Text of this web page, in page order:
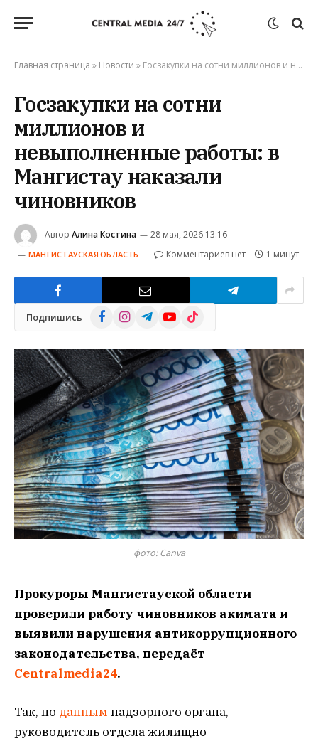
Главная страница » Новости » Госзакупки на сотни миллионов и невыполненные работы: в Мангистау наказали чиновников
Госзакупки на сотни
миллионов и
невыполненные работы: в
Мангистау наказали
чиновников
Автор Алина Костина 28 мая, 2026 13:16
МАНГИСТАУСКАЯ ОБЛАСТЬ Комментариев нет 1 минут
Подпишись FacebookInstagramTelegramYouTube
TikTok
фото: Canva
Прокуроры Мангистауской области
проверили работу чиновников акимата и
выявили нарушения антикоррупционного
законодательства, передаёт
Centralmedia24.
Так, по данным надзорного органа,
руководитель отдела жилищно-